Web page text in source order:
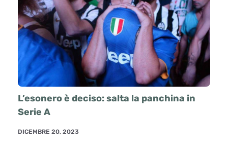
L’esonero è deciso: salta la panchina in
Serie A
DICEMBRE 20, 2023